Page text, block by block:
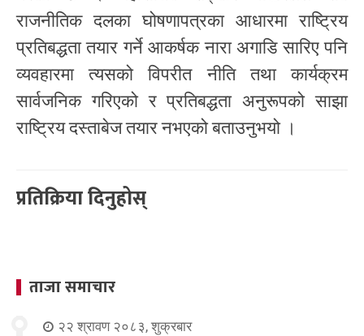
राजनीतिक दलका घोषणापत्रका आधारमा राष्ट्रिय
प्रतिबद्धता तयार गर्ने आकर्षक नारा अगाडि सारिए पनि
व्यवहारमा त्यसको विपरीत नीति तथा कार्यक्रम
सार्वजनिक गरिएको र प्रतिबद्धता अनुरूपको साझा
राष्ट्रिय दस्ताबेज तयार नभएको बताउनुभयो ।
प्रतिक्रिया दिनुहोस्
ताजा समाचार
२२ श्रावण २०८३, शुक्रबार